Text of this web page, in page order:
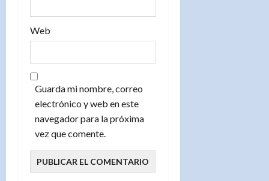
Web
Guarda mi nombre, correo
electrónico y web en este
navegador para la próxima
vez que comente.